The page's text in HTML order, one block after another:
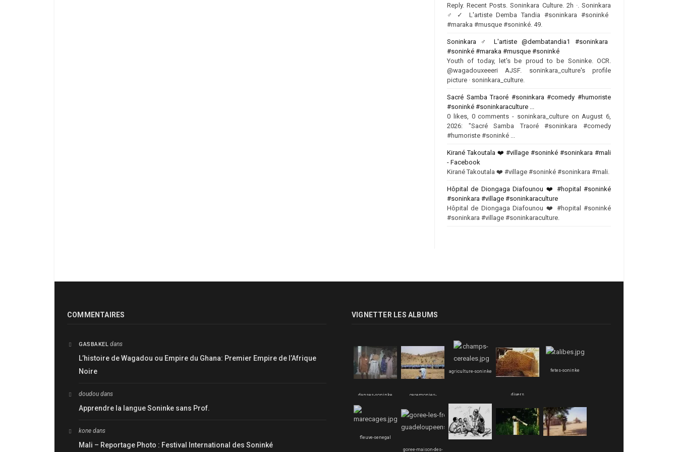
Reply. Recent Posts. Soninkara Culture. 2h ·. Soninkara
‍♂️✓ L'artiste Demba Tandia #soninkara #soninké
#maraka #musque #soninké. 49.
Soninkara ‍♂️ L'artiste @dembatandia1 #soninkara
#soninké #maraka #musque #soninké
Youth of today, let's be proud to be Soninke. OCR.
@wagadouxeeeri AJSF. soninkara_culture's profile
picture · soninkara_culture.
Sacré Samba Traoré #soninkara #comedy #humoriste
#soninké #soninkaraculture ...
0 likes, 0 comments - soninkara_culture on August 6,
2026: "Sacré Samba Traoré #soninkara #comedy
#humoriste #soninké ...
Kirané Takoutala ❤️‍ #village #soninké #soninkara #mali
- Facebook
Kirané Takoutala ❤️‍ #village #soninké #soninkara #mali.
Hôpital de Diongaga Diafounou ❤️‍ #hopital #soninké
#soninkara #village #soninkaraculture
Hôpital de Diongaga Diafounou ❤️‍ #hopital #soninké
#soninkara #village #soninkaraculture.
COMMENTAIRES
GASBAKEL dans
L’histoire de Wagadou ou Empire du Ghana: Premier Empire de l’Afrique
Noire
doudou dans
Apprendre la langue Soninke sans Prof.
kone dans
Mali – Reportage Photo : Festival International des Soninké
VIGNETTER LES ALBUMS
danses-soninke ceremonies-
agriculture-soninke
divers
fetes-soninke
fleuve-senegal
goree-maison-des-